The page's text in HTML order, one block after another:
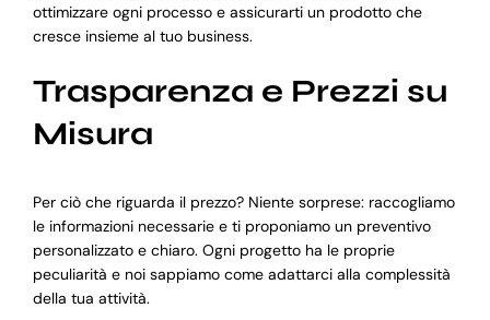
ottimizzare ogni processo e assicurarti un prodotto che
cresce insieme al tuo business.
Trasparenza e Prezzi su
Misura
Per ciò che riguarda il prezzo? Niente sorprese: raccogliamo
le informazioni necessarie e ti proponiamo un preventivo
personalizzato e chiaro. Ogni progetto ha le proprie
peculiarità e noi sappiamo come adattarci alla complessità
della tua attività.